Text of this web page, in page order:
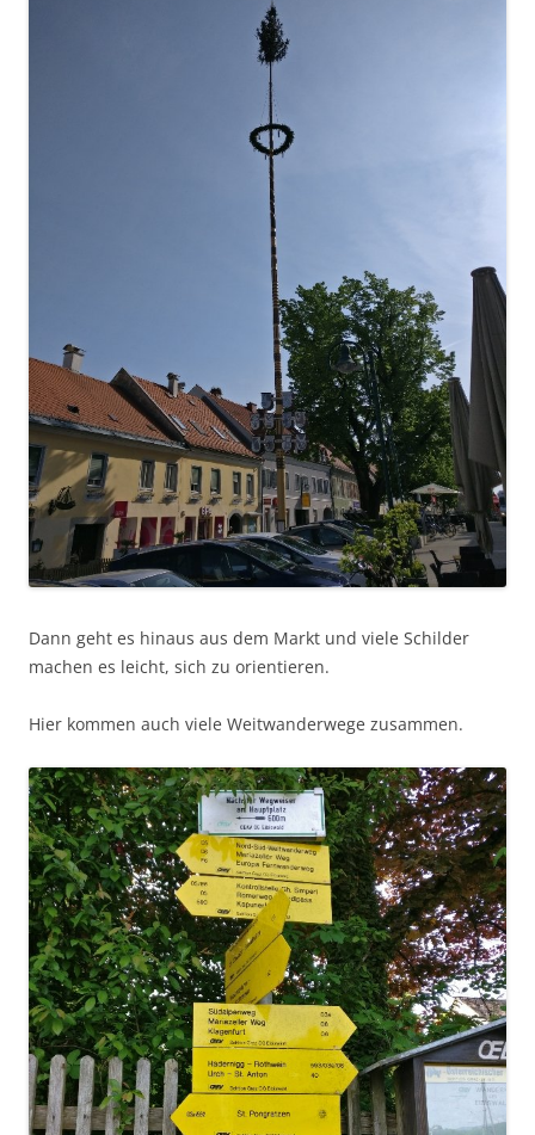
Dann geht es hinaus aus dem Markt und viele Schilder
machen es leicht, sich zu orientieren.
Hier kommen auch viele Weitwanderwege zusammen.